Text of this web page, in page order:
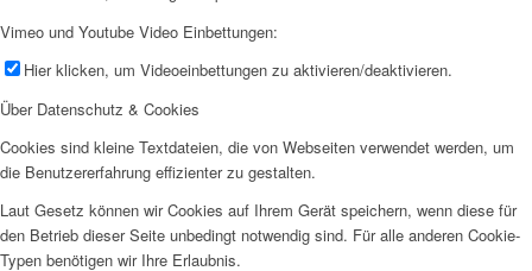
Vimeo und Youtube Video Einbettungen:
Hier klicken, um Videoeinbettungen zu aktivieren/deaktivieren.
Über Datenschutz & Cookies
Cookies sind kleine Textdateien, die von Webseiten verwendet werden, um
die Benutzererfahrung effizienter zu gestalten.
Laut Gesetz können wir Cookies auf Ihrem Gerät speichern, wenn diese für
den Betrieb dieser Seite unbedingt notwendig sind. Für alle anderen Cookie-
Typen benötigen wir Ihre Erlaubnis.